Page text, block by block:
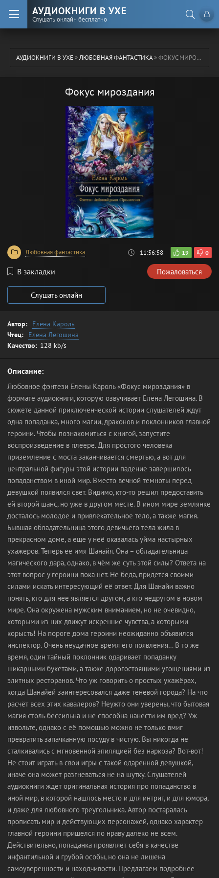
АУДИОКНИГИ В УХЕ
Слушать онлайн бесплатно
АУДИОКНИГИ В УХЕ»ЛЮБОВНАЯ ФАНТАСТИКА» ФОКУС МИРОЗДАНИЯ
Фокус мироздания
Любовная фантастика 11:56:58 19 0
В закладки Пожаловаться
Слушать онлайн
Автор:
Елена Кароль
Чтец:
Елена Легошина
Качество: 128 kb/s
Описание:
Любовное фэнтези Елены Кароль «Фокус мироздания» в
формате аудиокниги, которую озвучивает Елена Легошина. В
сюжете данной приключенческой истории слушателей ждут
одна попаданка, много магии, драконов и поклонников главной
героини. Чтобы познакомиться с книгой, запустите
воспроизведение в плеере. Для простого человека
приземление с моста заканчивается смертью, а вот для
центральной фигуры этой истории падение завершилось
попаданством в иной мир. Вместо вечной темноты перед
девушкой появился свет. Видимо, кто-то решил предоставить
ей второй шанс, но уже в другом месте. В ином мире землянке
досталось молодое и привлекательное тело, а также магия.
Бывшая обладательница этого девичьего тела жила в
прекрасном доме, а еще у неё оказалась уйма настырных
ухажеров. Теперь её имя Шанайя. Она – обладательница
магического дара, однако, в чём же суть этой силы? Ответа на
этот вопрос у героини пока нет. Не беда, придется своими
силами искать интересующий её ответ. Для Шанайи важно
понять, кто для неё является другом, а кто недругом в новом
мире. Она окружена мужским вниманием, но не очевидно,
которыми из них движут искренние чувства, а которыми
корысть! На пороге дома героини неожиданно объявился
инспектор. Очень неудачное время его появления… В то же
время, один тайный поклонник одаривает попаданку
шикарными букетами, а также дорогостоящими угощениями из
элитных ресторанов. Что уж говорить о простых ухажёрах,
когда Шанайей заинтересовался даже теневой города? На что
расчёт всех этих кавалеров? Неужто они уверены, что бытовая
магия столь бессильна и не способна нанести им вред? Уж
извольте, однако с её помощью можно не только вмиг
превратить запачканную посуду в чистую. Вы никогда не
сталкивались с мгновенной эпиляцией без наркоза? Вот-вот!
Не стоит играть в свои игры с такой одаренной девушкой,
иначе она может разгневаться не на шутку. Слушателей
аудиокниги ждет оригинальная история про попаданство в
иной мир, в которой нашлось место и для интриг, и для юмора,
и даже для любовного треугольника. Автор постаралась
прописать мир и действующих персонажей, однако характер
главной героини пришелся по нраву далеко не всем.
Действительно, попаданка проявляет себя в качестве
инфантильной и грубой особы, но она не лишена
самоуверенности и находчивости. Предлагаем подробнее